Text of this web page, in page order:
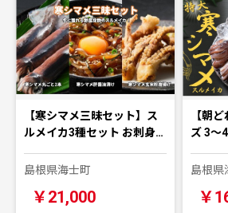
【寒シマメ三昧セット】ス
ルメイカ3種セット お刺身…
島根県海士町
￥21,000
【朝
ズ 3～
島根県
￥